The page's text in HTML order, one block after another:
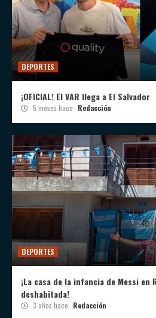
DEPORTES
¡OFICIAL! El VAR llega a El Salvador
5 meses hace Redacción
DEPORTES
¡La casa de la infancia de Messi en
deshabitada!
3 años hace Redacción